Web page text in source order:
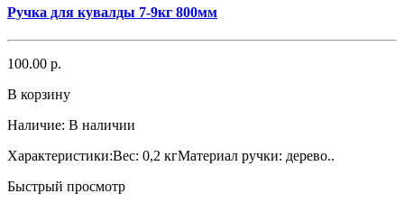
Ручка для кувалды 7-9кг 800мм
100.00 р.
В корзину
Наличие: В наличии
Характеристики:Вес: 0,2 кгМатериал ручки: дерево..
Быстрый просмотр